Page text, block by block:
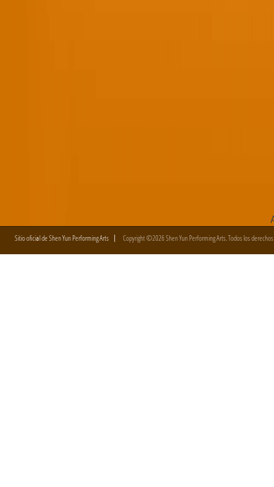
Sitio oficial de Shen Yun Performing Arts Copyright ©2026 Shen Yun Performing Arts. Todos los